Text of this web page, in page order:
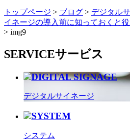
トップページ > ブログ > デジタル
イネージの導入前に知っておくと
> img9
SERVICEサービス
DIGITAL SIGNAGE
デジタルサイネージ
SYSTEM
システム